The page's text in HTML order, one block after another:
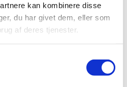
kan kombinere disse
du har givet dem, eller som
af deres tjenester.